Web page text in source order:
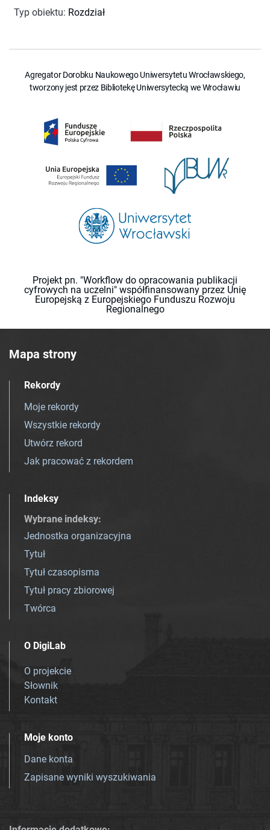
Typ obiektu: Rozdział
Agregator Dorobku Naukowego Uniwersytetu Wrocławskiego,
tworzony jest przez Bibliotekę Uniwersytecką we Wrocławiu
Projekt pn. "Workflow do opracowania publikacji
cyfrowych na uczelni" współfinansowany przez Unię
Europejską z Europejskiego Funduszu Rozwoju
Regionalnego
Mapa strony
Rekordy
Moje rekordy
Wszystkie rekordy
Utwórz rekord
Jak pracować z rekordem
Indeksy
Wybrane indeksy:
Jednostka organizacyjna
Tytuł
Tytuł czasopisma
Tytuł pracy zbiorowej
Twórca
O DigiLab
O projekcie
Słownik
Kontakt
Moje konto
Dane konta
Zapisane wyniki wyszukiwania